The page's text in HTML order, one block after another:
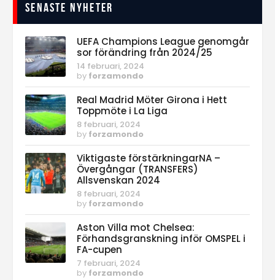
Senaste nyheter
UEFA Champions League genomgår
sor förändring från 2024/25
14 februari, 2024
by forzamondo
Real Madrid Möter Girona i Hett
Toppmöte i La Liga
8 februari, 2024
by forzamondo
Viktigaste förstärkningarNA –
Övergångar (TRANSFERS)
Allsvenskan 2024
8 februari, 2024
by forzamondo
Aston Villa mot Chelsea:
Förhandsgranskning inför OMSPEL i
FA-cupen
7 februari, 2024
by forzamondo